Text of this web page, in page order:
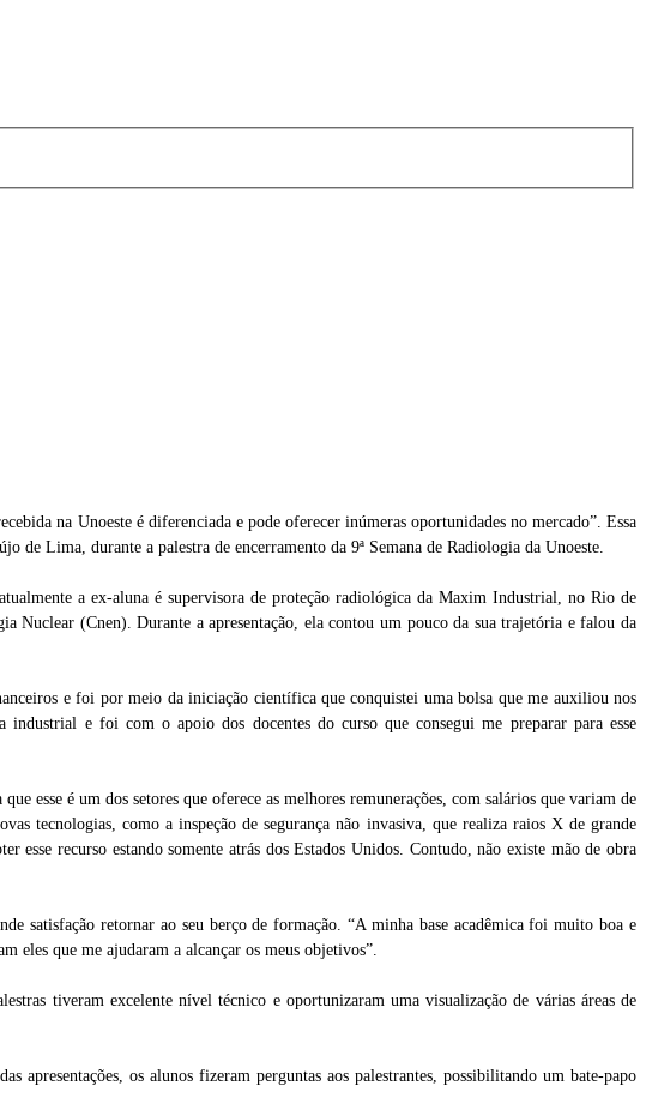
Foto: Gabriela Oliveira
II da universidade
Foto: Gabriela Oliveira
na Unoeste é diferenciada e pode oferecer inúmeras oportunidades no mercado”. Essa
de Lima, durante a palestra de encerramento da 9ª Semana de Radiologia da Unoeste.
a ex-aluna é supervisora de proteção radiológica da Maxim Industrial, no Rio de
Nuclear (Cnen). Durante a apresentação, ela contou um pouco da sua trajetória e falou da
e foi por meio da iniciação científica que conquistei uma bolsa que me auxiliou nos
industrial e foi com o apoio dos docentes do curso que consegui me preparar para esse
esse é um dos setores que oferece as melhores remunerações, com salários que variam de
tecnologias, como a inspeção de segurança não invasiva, que realiza raios X de grande
esse recurso estando somente atrás dos Estados Unidos. Contudo, não existe mão de obra
satisfação retornar ao seu berço de formação. “A minha base acadêmica foi muito boa e
eles que me ajudaram a alcançar os meus objetivos”.
tiveram excelente nível técnico e oportunizaram uma visualização de várias áreas de
apresentações, os alunos fizeram perguntas aos palestrantes, possibilitando um bate-papo